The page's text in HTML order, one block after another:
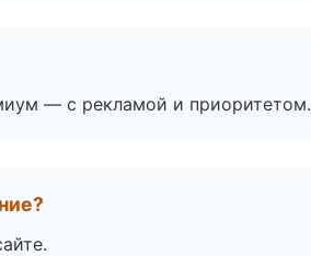
— с рекламой и приоритетом.